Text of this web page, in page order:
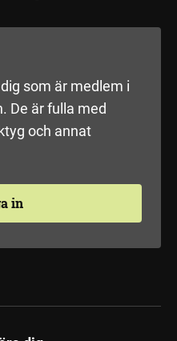
som är medlem i
De är fulla med
och annat
in